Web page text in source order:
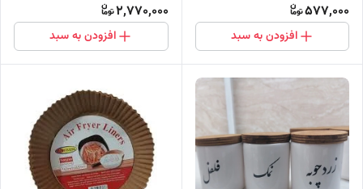
577,000
افزودن به سبد
2,770,000
افزودن به سبد